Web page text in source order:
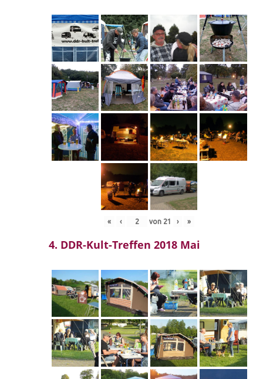
« ‹ von 21 › »
4. DDR-Kult-Treffen 2018 Mai